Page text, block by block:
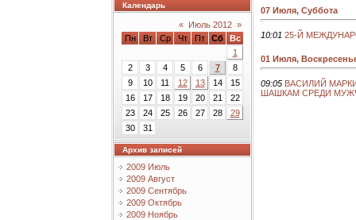
Календарь
« Июль 2012 »
Пн
Вт Ср Чт Пт Сб
Вс
1
2
3 4 5 6 7
8
9
10 11 12 13 14
15
16
17 18 19 20 21
22
23
24 25 26 27 28
29
30
31
Архив записей
2009 Июль
2009 Август
2009 Сентябрь
2009 Октябрь
2009 Ноябрь
07 Июля, Суббота
10:01 25-Й
01 Июля,
09:05 ВАСИЛИЙ
ШАШКАМ СРЕДИ